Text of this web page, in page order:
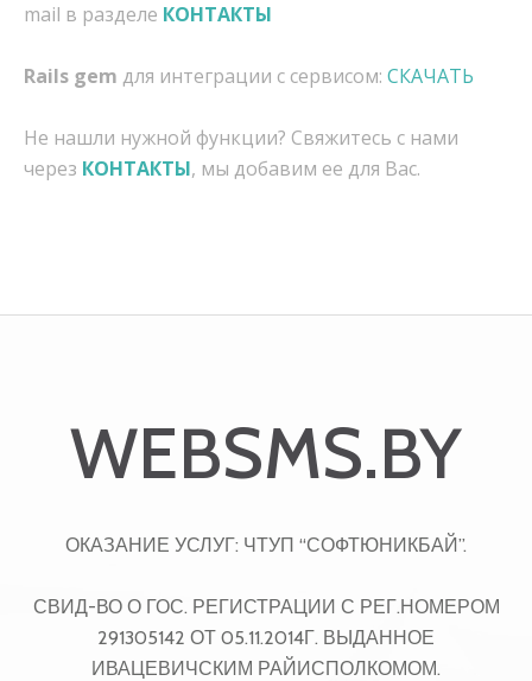
mail в разделе КОНТАКТЫ
Rails gem для интеграции с сервисом: СКАЧАТЬ
Не нашли нужной функции? Свяжитесь с нами
через КОНТАКТЫ, мы добавим ее для Вас.
WEBSMS.BY
ОКАЗАНИЕ УСЛУГ: ЧТУП “СОФТЮНИКБАЙ”.
СВИД-ВО О ГОС. РЕГИСТРАЦИИ С РЕГ.НОМЕРОМ
291305142 ОТ 05.11.2014Г. ВЫДАННОЕ
ИВАЦЕВИЧСКИМ РАЙИСПОЛКОМОМ.